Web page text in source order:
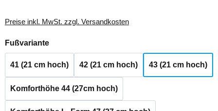
Preise inkl. MwSt. zzgl. Versandkosten
Fußvarianteauswählen
41 (21 cm hoch) 42 (21 cm hoch) 43 (21 cm hoch)
Komforthöhe 44 (27cm hoch)